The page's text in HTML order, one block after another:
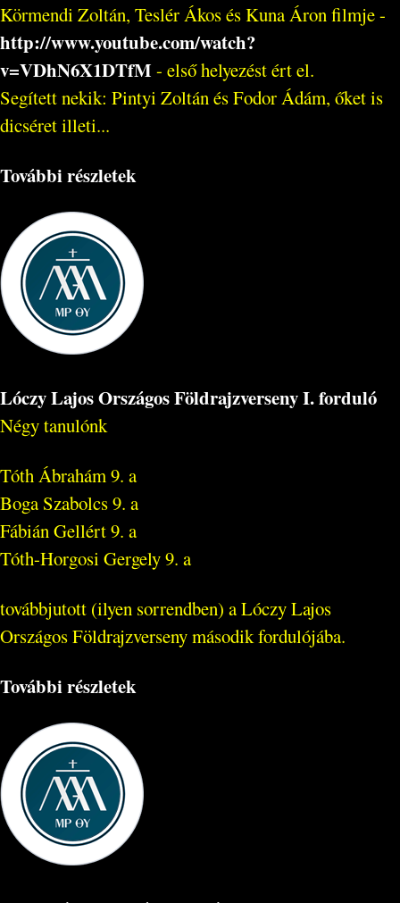
Körmendi Zoltán, Teslér Ákos és Kuna Áron filmje -
http://www.youtube.com/watch?
v=VDhN6X1DTfM - első helyezést ért el.
Segített nekik: Pintyi Zoltán és Fodor Ádám, őket is
dicséret illeti...
További részletek
Lóczy Lajos Országos Földrajzverseny I. forduló
Négy tanulónk
Tóth Ábrahám 9. a
Boga Szabolcs 9. a
Fábián Gellért 9. a
Tóth-Horgosi Gergely 9. a
továbbjutott (ilyen sorrendben) a Lóczy Lajos
Országos Földrajzverseny második fordulójába.
További részletek